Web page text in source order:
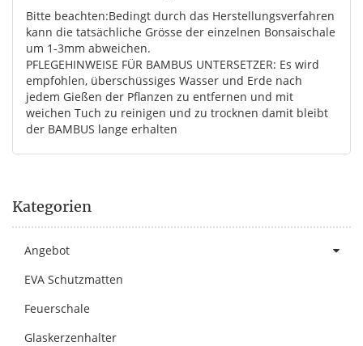
Bitte beachten:Bedingt durch das Herstellungsverfahren
kann die tatsächliche Grösse der einzelnen Bonsaischale
um 1-3mm abweichen.
PFLEGEHINWEISE FÜR BAMBUS UNTERSETZER: Es wird
empfohlen, überschüssiges Wasser und Erde nach
jedem Gießen der Pflanzen zu entfernen und mit
weichen Tuch zu reinigen und zu trocknen damit bleibt
der BAMBUS lange erhalten
Kategorien
Angebot
EVA Schutzmatten
Feuerschale
Glaskerzenhalter